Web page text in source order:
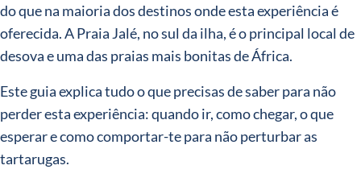
do que na maioria dos destinos onde esta experiência é
oferecida. A Praia Jalé, no sul da ilha, é o principal local de
desova e uma das praias mais bonitas de África.
Este guia explica tudo o que precisas de saber para não
perder esta experiência: quando ir, como chegar, o que
esperar e como comportar-te para não perturbar as
tartarugas.